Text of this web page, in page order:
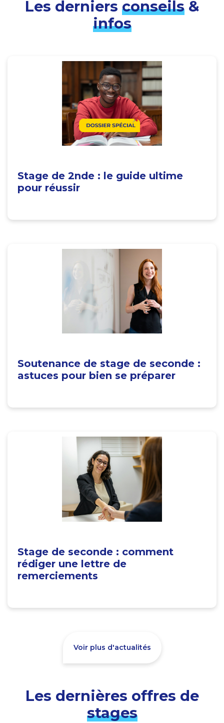
Les derniers conseils&
infos
Stage de 2nde : le guide ultime
pour réussir
Soutenance de stage de seconde :
astuces pour bien se préparer
Stage de seconde : comment
rédiger une lettre de
remerciements
Voir plus d'actualités
Les dernières offres de
stages